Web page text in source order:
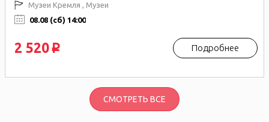
Музеи Кремля , Музеи
08.08 (сб) 14:00
2 520 p Подробнее
СМОТРЕТЬ ВСЕ